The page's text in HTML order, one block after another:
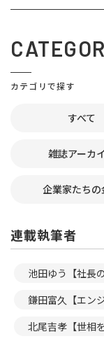
カテゴリで探す
すべて
雑誌アーカ
企業家たちの
連載執筆者
池田ゆう【社長
鎌田富久【エン
北尾吉孝【世相